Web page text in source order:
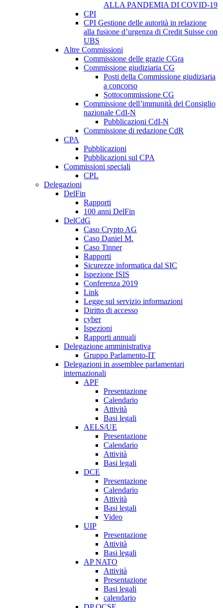
ALLA PANDEMIA DI COVID-19
CPI
CPI Gestione delle autorità in relazione
alla fusione d’urgenza di Credit Suisse con
UBS
Altre Commissioni
Commissione delle grazie CGra
Commissione giudiziaria CG
Posti della Commissione giudiziaria
a concorso
Sottocommissione CG
Commissione dell’immunità del Consiglio
nazionale CdI-N
Pubblicazioni CdI-N
Commissione di redazione CdR
CPA
Pubblicazioni
Pubblicazioni sul CPA
Commissioni speciali
CPL
Delegazioni
DelFin
Rapporti
100 anni DelFin
DelCdG
Caso Crypto AG
Caso Daniel M.
Caso Tinner
Rapporti
Sicurezze informatica dal SIC
Ispezione ISIS
Conferenza 2019
Link
Legge sul servizio informazioni
Diritto di accesso
cyber
Ispezioni
Rapporti annuali
Delegazione amministrativa
Gruppo Parlamento-IT
Delegazioni in assemblee parlamentari
internazionali
APF
Presentazione
Calendario
Attività
Basi legali
AELS/UE
Presentazione
Calendario
Attività
Basi legali
DCE
Presentazione
Calendario
Attività
Basi legali
Video
UIP
Presentazione
Attività
Basi legali
AP NATO
Attività
Presentazione
Basi legali
calendario